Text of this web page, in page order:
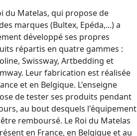
du Matelas, qui propose de
marques (Bultex, Epéda,...) a
développé ses propres
répartis en quatre gammes :
Swissway, Artbedding et
Leur fabrication est réalisée
et en Belgique. L'enseigne
de tester ses produits pendant
au bout desquels l'équipement
remboursé. Le Roi du Matelas
en France, en Belgique et au